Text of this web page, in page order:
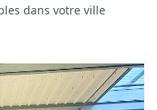
dans votre ville